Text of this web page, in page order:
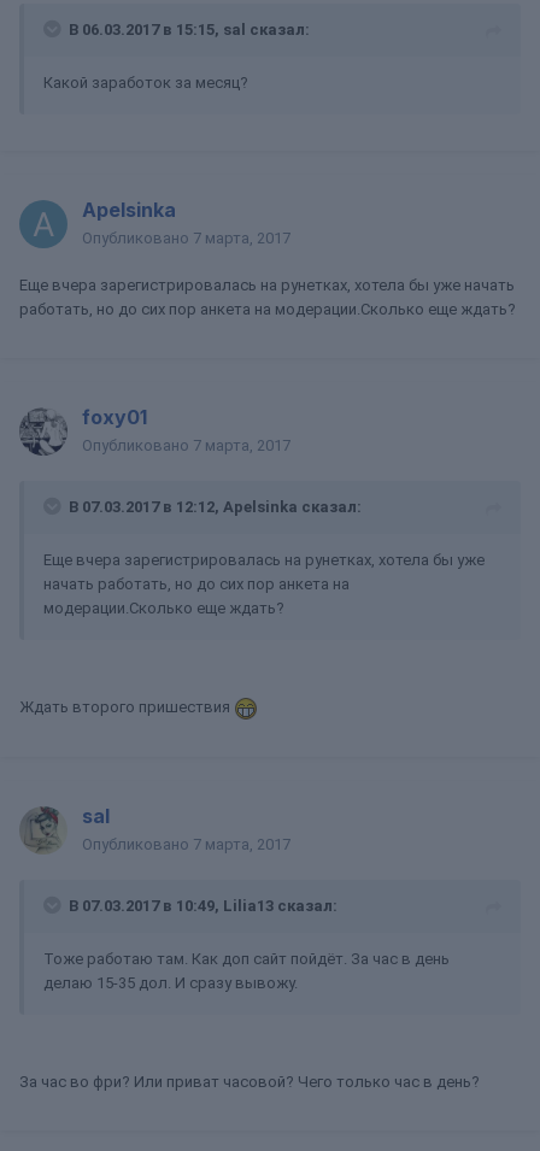
В 06.03.2017 в 15:15, sal сказал:
Какой заработок за месяц?
Apelsinka
Опубликовано 7 марта, 2017
Еще вчера зарегистрировалась на рунетках, хотела бы уже начать
работать, но до сих пор анкета на модерации.Сколько еще ждать?
foxy01
Опубликовано 7 марта, 2017
В 07.03.2017 в 12:12, Apelsinka сказал:
Еще вчера зарегистрировалась на рунетках, хотела бы уже
начать работать, но до сих пор анкета на
модерации.Сколько еще ждать?
Ждать второго пришествия
sal
Опубликовано 7 марта, 2017
В 07.03.2017 в 10:49, Lilia13 сказал:
Тоже работаю там. Как доп сайт пойдёт. За час в день
делаю 15-35 дол. И сразу вывожу.
За час во фри? Или приват часовой? Чего только час в день?